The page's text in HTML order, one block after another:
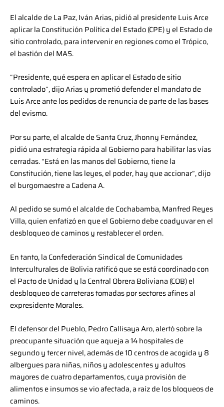
El alcalde de La Paz, Iván Arias, pidió al presidente Luis Arce
aplicar la Constitución Política del Estado (CPE) y el Estado de
sitio controlado, para intervenir en regiones como el Trópico,
el bastión del MAS.
“Presidente, qué espera en aplicar el Estado de sitio
controlado”, dijo Arias y prometió defender el mandato de
Luis Arce ante los pedidos de renuncia de parte de las bases
del evismo.
Por su parte, el alcalde de Santa Cruz, Jhonny Fernández,
pidió una estrategia rápida al Gobierno para habilitar las vías
cerradas. “Está en las manos del Gobierno, tiene la
Constitución, tiene las leyes, el poder, hay que accionar”, dijo
el burgomaestre a Cadena A.
Al pedido se sumó el alcalde de Cochabamba, Manfred Reyes
Villa, quien enfatizó en que el Gobierno debe coadyuvar en el
desbloqueo de caminos y restablecer el orden.
En tanto, la Confederación Sindical de Comunidades
Interculturales de Bolivia ratificó que se está coordinado con
el Pacto de Unidad y la Central Obrera Boliviana (COB) el
desbloqueo de carreteras tomadas por sectores afines al
expresidente Morales.
El defensor del Pueblo, Pedro Callisaya Aro, alertó sobre la
preocupante situación que aqueja a 14 hospitales de
segundo y tercer nivel, además de 10 centros de acogida y 8
albergues para niñas, niños y adolescentes y adultos
mayores de cuatro departamentos, cuya provisión de
alimentos e insumos se vio afectada, a raíz de los bloqueos de
caminos.